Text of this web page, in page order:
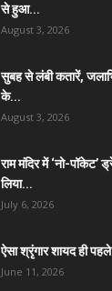
से हुआ...
August 3, 2026
सुबह से लंबी कतारें,
के...
August 3, 2026
राम मंदिर में ‘नो-पॉकेट’
लिया...
July 6, 2026
ऐसा श्रृंगार शायद ही
June 11, 2026